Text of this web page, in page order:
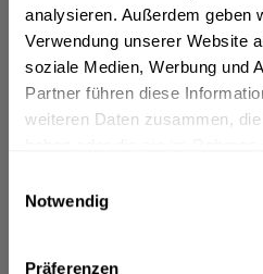
analysieren. Außerdem geben
Verwendung unserer Website
soziale Medien, Werbung und
Partner führen diese
weiteren Daten zusammen,
Notwendig
Präferenzen
Aberfeldy
Aberfeldy wird in den